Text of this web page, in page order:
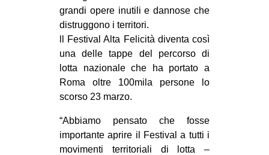
CINEMA
MANIFESTI
MUSICA
RECENSIONI
INTERNAZIONALE
AFRICA
AMERICHE
grandi opere inutili e dannose che
distruggono i territori.
ll Festival Alta Felicità diventa così
una delle tappe del percorso di
lotta nazionale che ha portato a
Roma oltre 100mila persone lo
scorso 23 marzo.
“Abbiamo pensato che fosse
importante aprire il Festival a tutti i
movimenti territoriali di lotta –